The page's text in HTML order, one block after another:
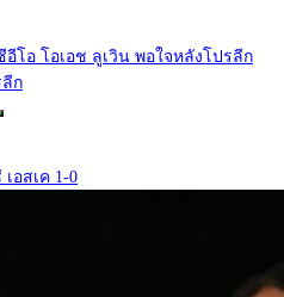
อีโอ โอเอช ลูเวิน พอใจหลังโปรลีก
ก
อสเค 1-0